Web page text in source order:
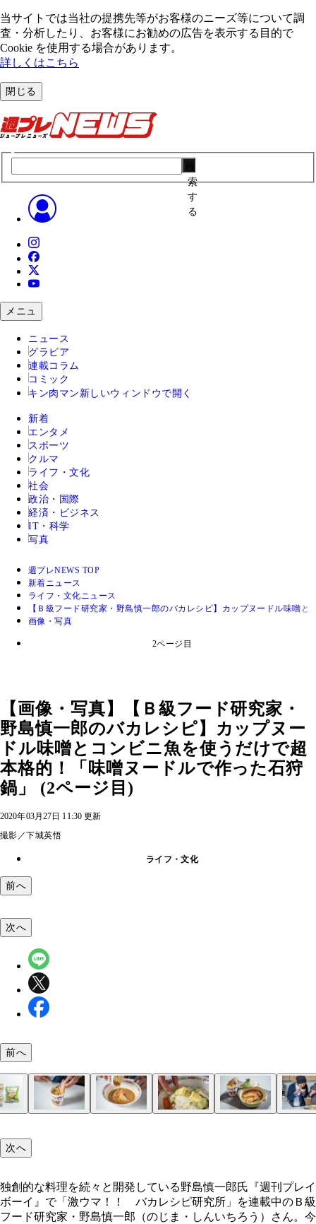
当サイトでは当社の提携先等がお客様のニーズ等について調
査・分析したり、お客様にお勧めの広告を表⽰する⽬的で
Cookie を使⽤する場合があります。
詳しくはこちら
閉じる
索
す
る
メニュ
ニュース
グラビア
連載コラム
コミック
キン肉マン 新しいウィンドウで開く
新着
エンタメ
スポーツ
クルマ
ライフ・文化
社会
政治・国際
経済・ビジネス
IT・科学
写真
週プレNEWS TOP
新着ニュース
ライフ・文化ニュース
【Ｂ級フード研究家・野島慎一郎のバカレシピ】カップヌードル味噌
画像・写真
2ページ目
【画像・写真】【Ｂ級フード研究家・
野島慎一郎のバカレシピ】カップヌー
ドル味噌とコンビニ魚を使うだけで超
本格的！「味噌ヌードルで作った石狩
鍋」 (2ページ目)
2020年03月27日 11:30 更新
撮影／下城英悟
ライフ・文化
前へ
独創的な料理を続々と開発している野島慎一郎氏
次へ
前へ
次へ
独創的な料理を続々と開発している野島慎一郎氏『週刊プレイ
ボーイ』で「激ウマ！！ バカレシピ研究所」を連載中のＢ級
フード研究家・野島慎一郎（のじま・しんいちろう）さん。今